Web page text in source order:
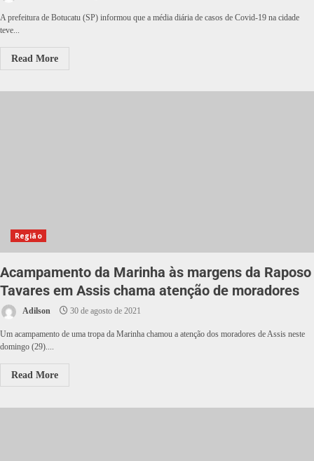
A prefeitura de Botucatu (SP) informou que a média diária de casos de Covid-19 na cidade
teve...
Read More
Região
Acampamento da Marinha às margens da Raposo
Tavares em Assis chama atenção de moradores
Adilson 30 de agosto de 2021
Um acampamento de uma tropa da Marinha chamou a atenção dos moradores de Assis neste
domingo (29)....
Read More